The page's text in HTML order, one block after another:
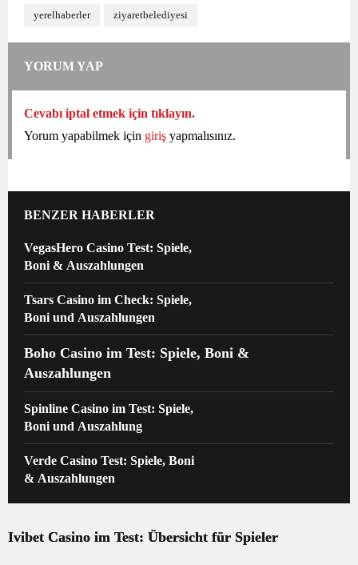
yerelhaberler ziyaretbelediyesi
YORUM YAP
Cevabı iptal etmek için tıklayın.
Yorum yapabilmek için giriş yapmalısınız.
BENZER HABERLER
VegasHero Casino Test: Spiele,
Boni & Auszahlungen
Tsars Casino im Check: Spiele,
Boni und Auszahlungen
Boho Casino im Test: Spiele, Boni &
Auszahlungen
Spinline Casino im Test: Spiele,
Boni und Auszahlung
Verde Casino Test: Spiele, Boni
& Auszahlungen
Ivibet Casino im Test: Übersicht für Spieler